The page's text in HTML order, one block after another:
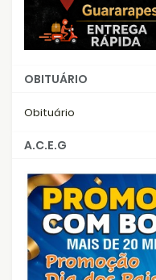
OBITUÁRIO
Obituário
A.C.E.G